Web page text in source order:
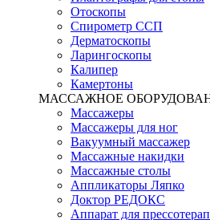
Отоскопы
Спирометр ССП
Дерматоскопы
Ларингоскопы
Калипер
Камертоны
МАССАЖНОЕ
Массажеры
Массажеры для ног
Вакуумный массажер
Массажные накидки
Массажные столы
Аппликаторы Ляпко
Доктор РЕДОКС
Аппарат для